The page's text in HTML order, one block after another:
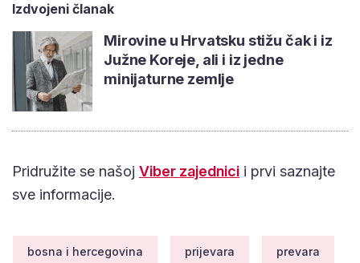
Izdvojeni članak
Mirovine u Hrvatsku stižu čak i iz
Južne Koreje, ali i iz jedne
minijaturne zemlje
Pridružite se našoj Viber zajednici i prvi saznajte
sve informacije.
bosna i hercegovina prijevara prevara